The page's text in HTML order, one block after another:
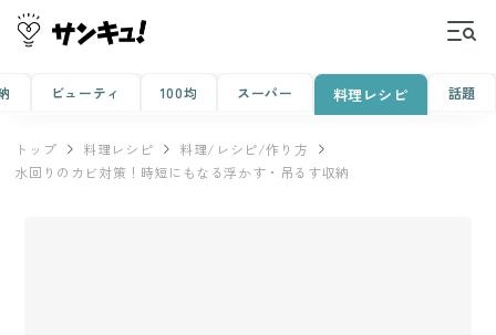
ビューティ 100均 スーパー 料理レシピ 話題
トップ 料理レシピ
料理/レシピ/作り方
水回りのカビ対策！時短にもなる浮かす・吊るす収納